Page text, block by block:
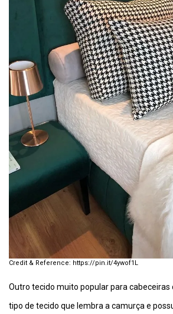
https://pin.it/4ywof1L
Outro tecido muito popular para cabeceiras
tipo de tecido que lembra a camurça e